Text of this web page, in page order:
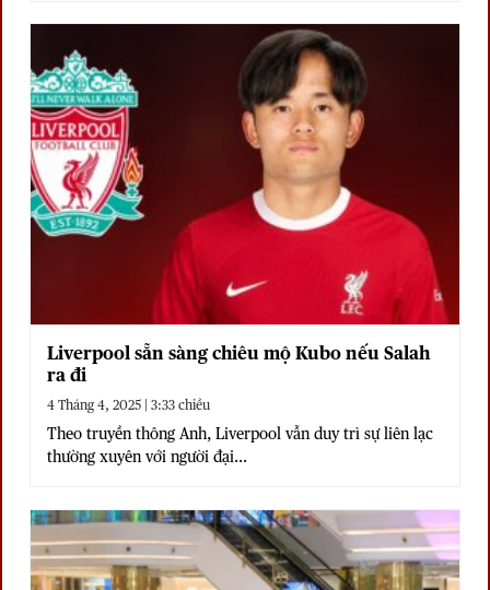
Liverpool sẵn sàng chiêu mộ Kubo nếu Salah
ra đi
4 Tháng 4, 2025 | 3:33 chiều
Theo truyền thông Anh, Liverpool vẫn duy trì sự liên lạc
thường xuyên với người đại...